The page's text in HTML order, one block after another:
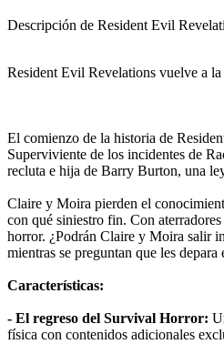
Descripción de Resident Evil
Resident Evil Revelations vuelve a la
El comienzo de la historia de
Superviviente de los incidentes de
recluta e hija de Barry Burton, una
Claire y Moira pierden el
con qué siniestro fin. Con
horror. ¿Podrán Claire y Moira salir
mientras se preguntan que les
Características:
- El regreso del Survival Horror:
física con contenidos adicionales